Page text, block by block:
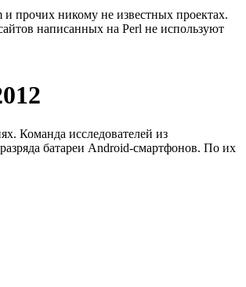
прочих никому не известных проектах.
написанных на Perl не используют
Команда исследователей из
батареи Android-смартфонов. По их